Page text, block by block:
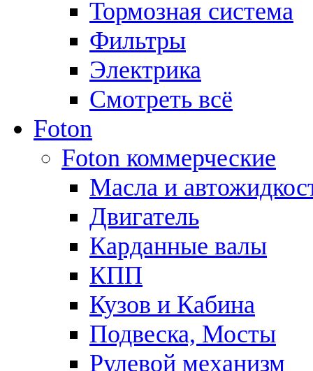
Тормозная система
Фильтры
Электрика
Смотреть всё
Foton
Foton коммерческие
Масла и
Двигатель
Карданные валы
КПП
Кузов и Кабина
Подвеска, Мосты
Рулевой механизм